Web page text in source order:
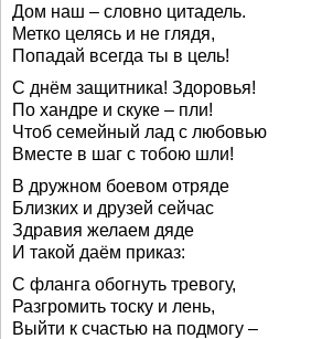
Дом наш – словно цитадель.
Метко целясь и не глядя,
Попадай всегда ты в цель!
С днём защитника! Здоровья!
По хандре и скуке – пли!
Чтоб семейный лад с любовью
Вместе в шаг с тобою шли!
В дружном боевом отряде
Близких и друзей сейчас
Здравия желаем дяде
И такой даём приказ:
С фланга обогнуть тревогу,
Разгромить тоску и лень,
Выйти к счастью на подмогу –